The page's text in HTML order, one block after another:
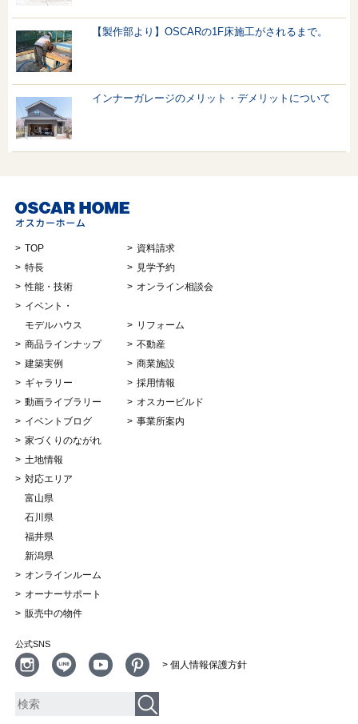
【製作部より】OSCARの1F床施工がされるまで。
インナーガレージのメリット・デメリットについて
TOP
特長
性能・技術
イベント・
モデルハウス
商品ラインナップ
建築実例
ギャラリー
動画ライブラリー
イベントブログ
家づくりのながれ
土地情報
対応エリア
富山県
石川県
福井県
新潟県
オンラインルーム
オーナーサポート
販売中の物件
資料請求
見学予約
オンライン相談会
リフォーム
不動産
商業施設
採用情報
オスカービルド
事業所案内
公式SNS
> 個人情報保護方針